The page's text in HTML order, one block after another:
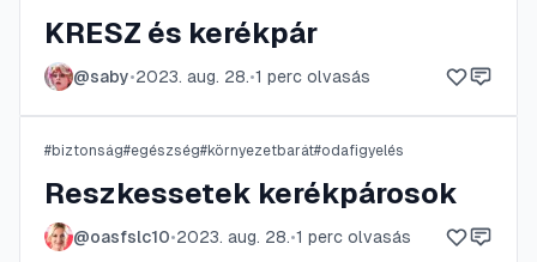
KRESZ és kerékpár
@saby•2023. aug. 28.•1 perc olvasás
#biztonság#egészség#környezetbarát#odafigyelés
Reszkessetek kerékpárosok
@oasfslc10•2023. aug. 28.•1 perc olvasás